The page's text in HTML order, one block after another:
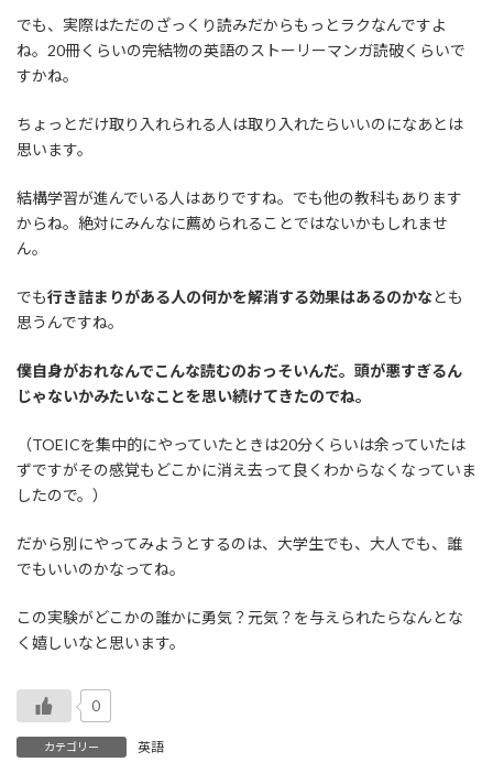
でも、実際はただのざっくり読みだからもっとラクなんですよ
ね。20冊くらいの完結物の英語のストーリーマンガ読破くらいで
すかね。
ちょっとだけ取り入れられる人は取り入れたらいいのになあとは
思います。
結構学習が進んでいる人はありですね。でも他の教科もあります
からね。絶対にみんなに薦められることではないかもしれませ
ん。
でも行き詰まりがある人の何かを解消する効果はあるのかなとも
思うんですね。
僕自身がおれなんでこんな読むのおっそいんだ。頭が悪すぎるん
じゃないかみたいなことを思い続けてきたのでね。
（TOEICを集中的にやっていたときは20分くらいは余っていたは
ずですがその感覚もどこかに消え去って良くわからなくなっていま
したので。）
だから別にやってみようとするのは、大学生でも、大人でも、誰
でもいいのかなってね。
この実験がどこかの誰かに勇気？元気？を与えられたらなんとな
く嬉しいなと思います。
0
カテゴリー 英語